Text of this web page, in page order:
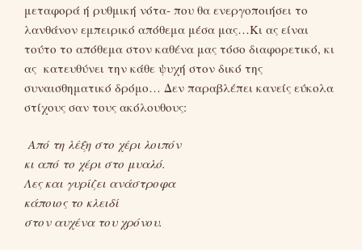
μεταφορά ή ρυθμική νότα- που θα ενεργοποιήσει το
λανθάνον εμπειρικό απόθεμα μέσα μας…Κι ας είναι
τούτο το απόθεμα στον καθένα μας τόσο διαφορετικό, κι
ας κατευθύνει την κάθε ψυχή στον δικό της
συναισθηματικό δρόμο… Δεν παραβλέπει κανείς εύκολα
στίχους σαν τους ακόλουθους:
Από τη λέξη στο χέρι λοιπόν
κι από το χέρι στο μυαλό.
Λες και γυρίζει ανάστροφα
κάποιος το κλειδί
στον αυχένα του χρόνου.